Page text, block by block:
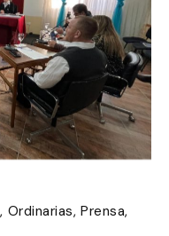
Ordinarias Prensa